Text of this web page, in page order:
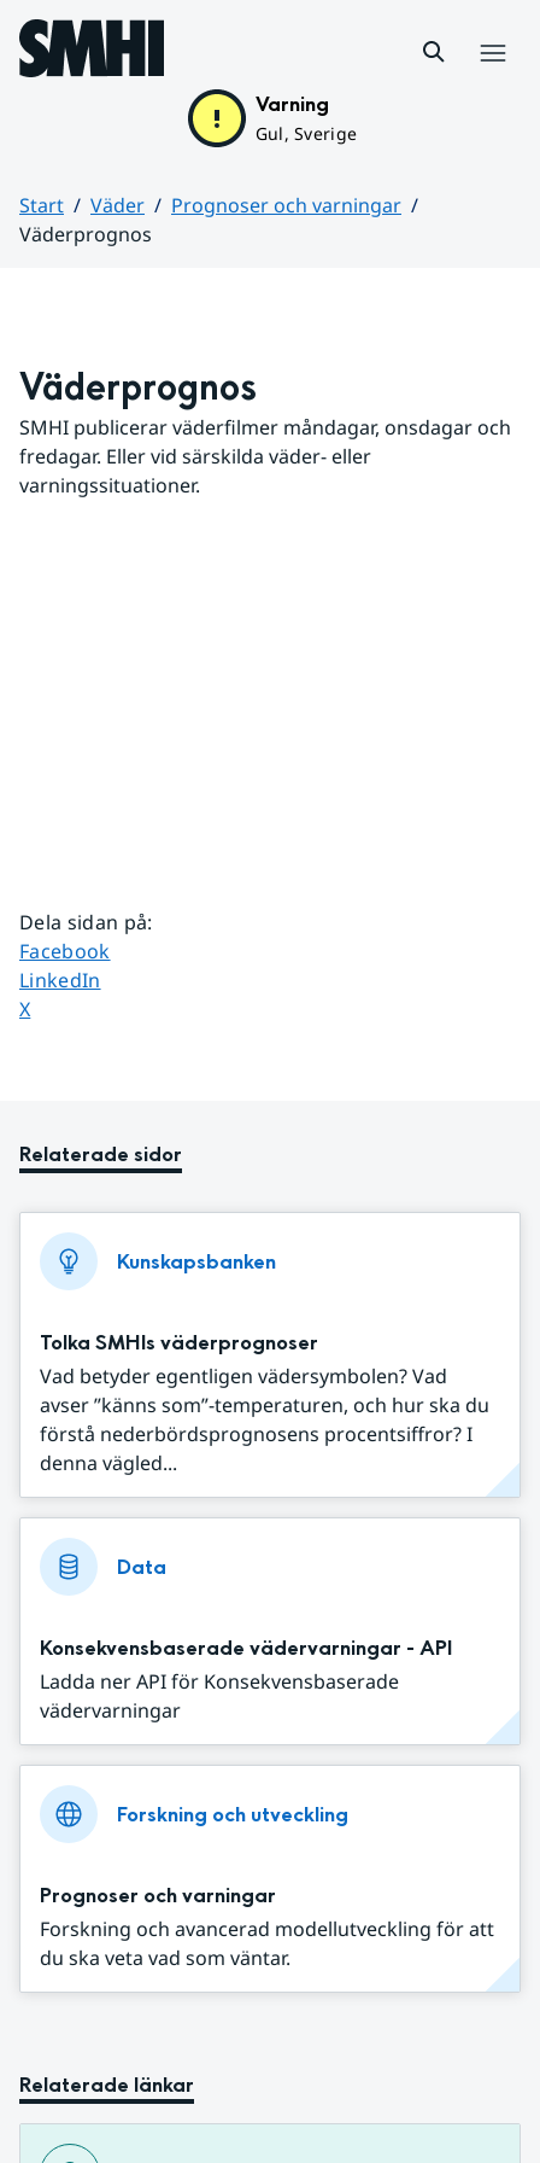
Hoppa till sidans innehåll
Varning
Gul, Sverige
Start Väder
Prognoser och varningar
Väderprognos
Väderprognos
SMHI publicerar väderfilmer måndagar, onsdagar och
fredagar. Eller vid särskilda väder- eller
varningssituationer.
Dela sidan på:
Dela sidan på
Facebook
Dela sidan på
LinkedIn
Dela sidan på
X
Relaterade sidor
Kunskapsbanken
Tolka SMHIs väderprognoser
Vad betyder egentligen vädersymbolen? Vad
avser ”känns som”-temperaturen, och hur ska du
förstå nederbördsprognosens procentsiffror? I
denna vägled...
Data
Konsekvensbaserade vädervarningar - API
Ladda ner API för Konsekvensbaserade
vädervarningar
Forskning och utveckling
Prognoser och varningar
Forskning och avancerad modellutveckling för att
du ska veta vad som väntar.
Relaterade länkar